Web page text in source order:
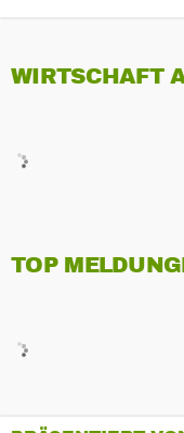
WIRTSCHAFT
TOP